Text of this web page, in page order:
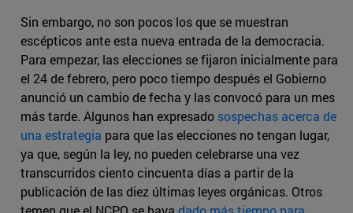
Sin embargo, no son pocos los que se muestran
escépticos ante esta nueva entrada de la democracia.
Para empezar, las elecciones se fijaron inicialmente para
el 24 de febrero, pero poco tiempo después el Gobierno
anunció un cambio de fecha y las convocó para un mes
más tarde. Algunos han expresado sospechas acerca de
una estrategia para que las elecciones no tengan lugar,
ya que, según la ley, no pueden celebrarse una vez
transcurridos ciento cincuenta días a partir de la
publicación de las diez últimas leyes orgánicas. Otros